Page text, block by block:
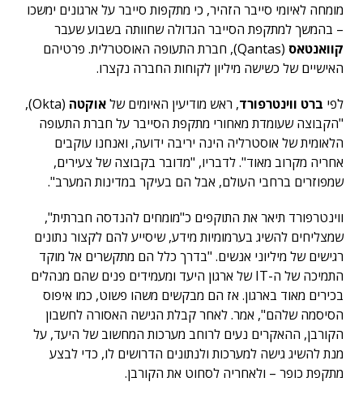
מומחה לאיומי סייבר הזהיר, כי מתקפות סייבר על ארגונים ימשכו
– בהמשך למתקפת הסייבר הגדולה שחוותה בשבוע שעבר
קוואנטאס
(Qantas), חברת התעופה האוסטרלית. פרטיהם
האישיים של כשישה מיליון לקוחות החברה נקצרו.
לפי ברט ווינטרפורד, ראש מודיעין האיומים שלאוקטה
(Okta),
"הקבוצה שעומדת מאחורי מתקפת הסייבר על חברת התעופה
הלאומית של אוסטרליה הינה יריבה ידועה, ואנחנו עוקבים
אחריה מקרוב מאוד". לדבריו, "מדובר בקבוצה של צעירים,
שמפוזרים ברחבי העולם, אבל הם בעיקר במדינות המערב".
ווינטרפורד תיאר את התוקפים כ"מומחים להנדסה חברתית",
שמצליחים להשיג בערמומיות מידע, שיסייע להם לקצור נתונים
רגישים של מיליוני אנשים. "בדרך כלל הם מתקשרים אל מוקד
התמיכה של ה-IT של ארגון היעד ומעמידים פנים שהם מנהלים
בכירים מאוד בארגון. אז הם מבקשים משהו פשוט, כמו איפוס
הסיסמה שלהם", אמר. לאחר קבלת הגישה האסורה לחשבון
הקורבן, ההאקרים נעים לרוחב מערכות המחשוב של היעד, על
מנת להשיג גישה למערכות ולנתונים הדרושים לו, כדי לבצע
מתקפת כופר – ולאחריה לסחוט את הקורבן.